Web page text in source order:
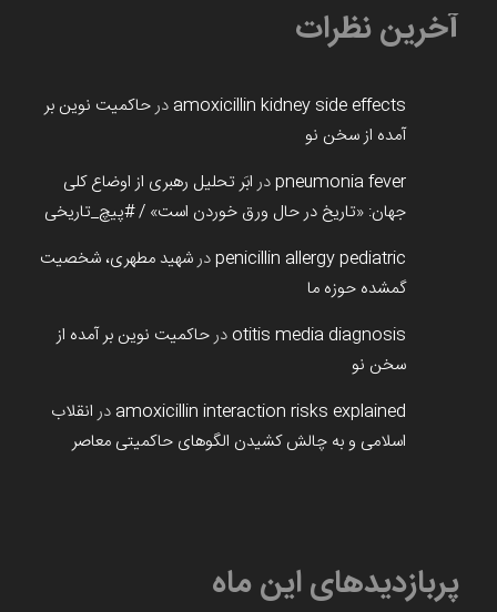
آخرین نظرات
amoxicillin kidney side effects درحاکمیت نوین بر
آمده از سخن نو
pneumonia feverدرابَر تحلیل رهبری از اوضاع کلی
جهان: «تاریخ در حال ورق خوردن است» / #پیچ_تاریخی
penicillin allergy pediatricدرشهید مطهری، شخصیت
گمشده حوزه ما
otitis media diagnosisدرحاکمیت نوین بر آمده از
سخن نو
amoxicillin interaction risks explained درانقلاب
اسلامی و به چالش کشیدن الگوهای حاکمیتی معاصر
پربازدیدهای این ماه